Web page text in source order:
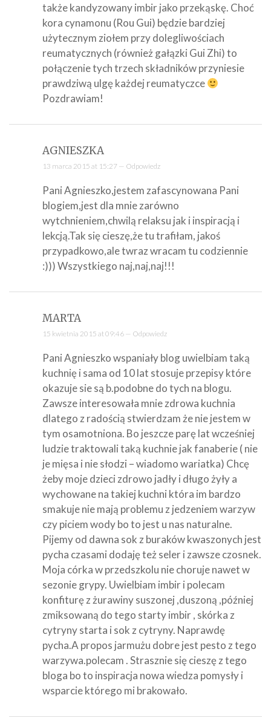
także kandyzowany imbir jako przekąskę. Choć
kora cynamonu (Rou Gui) będzie bardziej
użytecznym ziołem przy dolegliwościach
reumatycznych (również gałązki Gui Zhi) to
połączenie tych trzech składników przyniesie
prawdziwą ulgę każdej reumatyczce
Pozdrawiam!
AGNIESZKA
13 marca 2015 at 15:27 — Odpowiedz
Pani Agnieszko,jestem zafascynowana Pani
blogiem,jest dla mnie zarówno
wytchnieniem,chwilą relaksu jak i inspiracją i
lekcją.Tak się cieszę,że tu trafiłam, jakoś
przypadkowo,ale twraz wracam tu codziennie
:))) Wszystkiego naj,naj,naj!!!
MARTA
15 kwietnia 2015 at 09:46 — Odpowiedz
Pani Agnieszko wspaniały blog uwielbiam taką
kuchnię i sama od 10 lat stosuje przepisy które
okazuje sie są b.podobne do tych na blogu.
Zawsze interesowała mnie zdrowa kuchnia
dlatego z radością stwierdzam że nie jestem w
tym osamotniona. Bo jeszcze parę lat wcześniej
ludzie traktowali taką kuchnie jak fanaberie ( nie
je mięsa i nie słodzi – wiadomo wariatka) Chcę
żeby moje dzieci zdrowo jadły i długo żyły a
wychowane na takiej kuchni która im bardzo
smakuje nie mają problemu z jedzeniem warzyw
czy piciem wody bo to jest u nas naturalne.
Pijemy od dawna sok z buraków kwaszonych jest
pycha czasami dodaję też seler i zawsze czosnek.
Moja córka w przedszkolu nie choruje nawet w
sezonie grypy. Uwielbiam imbir i polecam
konfiturę z żurawiny suszonej ,duszoną ,później
zmiksowaną do tego starty imbir , skórka z
cytryny starta i sok z cytryny. Naprawdę
pycha.A propos jarmużu dobre jest pesto z tego
warzywa.polecam . Strasznie się cieszę z tego
bloga bo to inspiracja nowa wiedza pomysły i
wsparcie którego mi brakowało.